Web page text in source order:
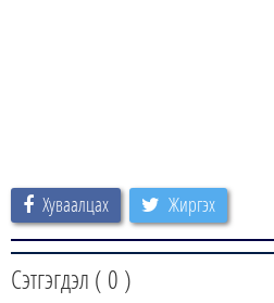
Хуваалцах Жиргэх
Сэтгэгдэл ( 0 )